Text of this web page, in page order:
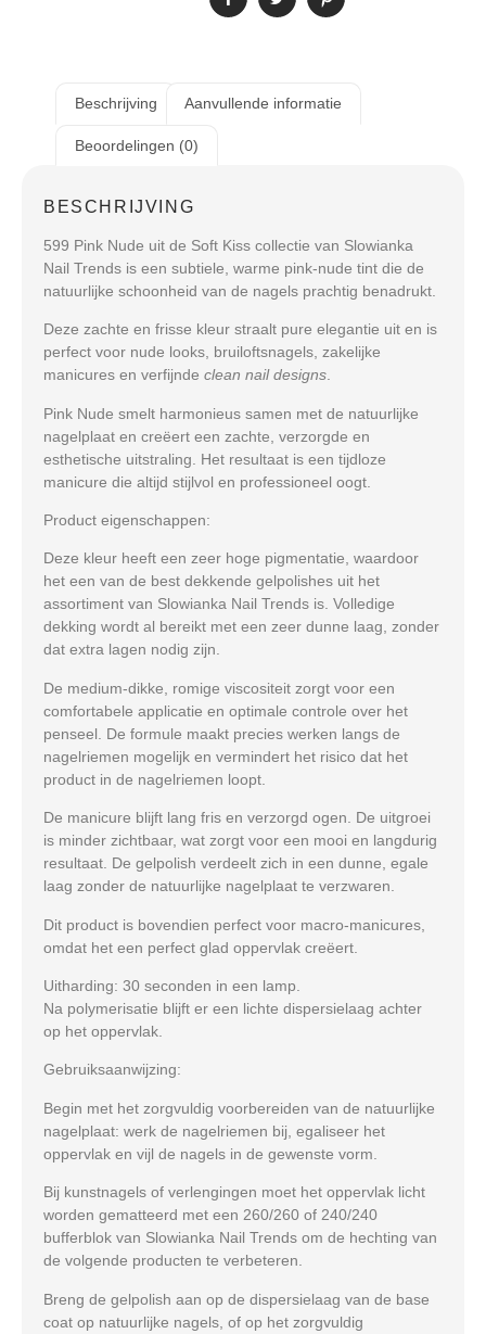
Beschrijving Aanvullende informatie
Beoordelingen (0)
BESCHRIJVING
599 Pink Nude uit de Soft Kiss collectie van Slowianka
Nail Trends is een subtiele, warme pink-nude tint die de
natuurlijke schoonheid van de nagels prachtig benadrukt.
Deze zachte en frisse kleur straalt pure elegantie uit en is
perfect voor nude looks, bruiloftsnagels, zakelijke
manicures en verfijnde clean nail designs.
Pink Nude smelt harmonieus samen met de natuurlijke
nagelplaat en creëert een zachte, verzorgde en
esthetische uitstraling. Het resultaat is een tijdloze
manicure die altijd stijlvol en professioneel oogt.
Product eigenschappen:
Deze kleur heeft een zeer hoge pigmentatie, waardoor
het een van de best dekkende gelpolishes uit het
assortiment van Slowianka Nail Trends is. Volledige
dekking wordt al bereikt met een zeer dunne laag, zonder
dat extra lagen nodig zijn.
De medium-dikke, romige viscositeit zorgt voor een
comfortabele applicatie en optimale controle over het
penseel. De formule maakt precies werken langs de
nagelriemen mogelijk en vermindert het risico dat het
product in de nagelriemen loopt.
De manicure blijft lang fris en verzorgd ogen. De uitgroei
is minder zichtbaar, wat zorgt voor een mooi en langdurig
resultaat. De gelpolish verdeelt zich in een dunne, egale
laag zonder de natuurlijke nagelplaat te verzwaren.
Dit product is bovendien perfect voor macro-manicures
omdat het een perfect glad oppervlak creëert.
Uitharding: 30 seconden in een lamp.
Na polymerisatie blijft er een lichte dispersielaag achter
op het oppervlak.
Gebruiksaanwijzing:
Begin met het zorgvuldig voorbereiden van de natuurlijke
nagelplaat: werk de nagelriemen bij, egaliseer het
oppervlak en vijl de nagels in de gewenste vorm.
Bij kunstnagels of verlengingen moet het oppervlak licht
worden gematteerd met een 260/260 of 240/240
bufferblok van Slowianka Nail Trends om de hechting van
de volgende producten te verbeteren.
Breng de gelpolish aan op de dispersielaag van de base
coat op natuurlijke nagels, of op het zorgvuldig